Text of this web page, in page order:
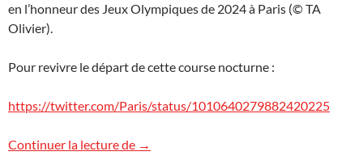
en l’honneur des Jeux Olympiques de 2024 à Paris (© TA
Olivier).
Pour revivre le départ de cette course nocturne :
https://twitter.com/Paris/status/1010640279882420225
Continuer la lecture de Journée olympique
→